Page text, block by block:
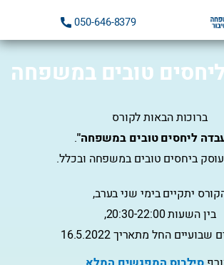
050-646-8379
טובים במשפחה
ברוכות הבאות לקורס
ליחסים טובים במשפחה".
ביחסים טובים במשפחה ובכלל.
יתקיים בימי שני בערב,
בין השעות 20:30-22:00,
החל מתאריך 16.5.2022